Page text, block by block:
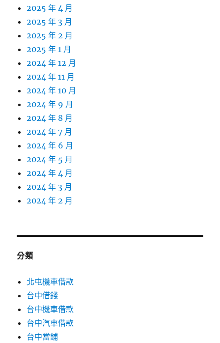
2025 年 4 月
2025 年 3 月
2025 年 2 月
2025 年 1 月
2024 年 12 月
2024 年 11 月
2024 年 10 月
2024 年 9 月
2024 年 8 月
2024 年 7 月
2024 年 6 月
2024 年 5 月
2024 年 4 月
2024 年 3 月
2024 年 2 月
分類
北屯機車借款
台中借錢
台中機車借款
台中汽車借款
台中當鋪